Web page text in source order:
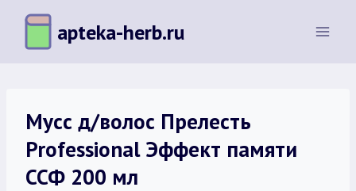
Перейти
содержимому
apteka-herb.ru
Мусс д/волос Прелесть
Professional Эффект памяти
ССФ 200 мл